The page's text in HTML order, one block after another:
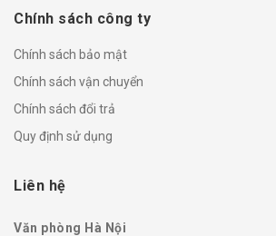
Chính sách công ty
Chính sách bảo mật
Chính sách vận chuyển
Chính sách đổi trả
Quy định sử dụng
Liên hệ
Văn phòng Hà Nội